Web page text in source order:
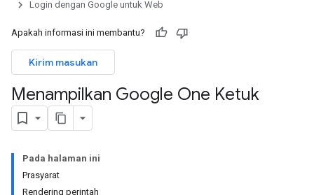
Login dengan Google untuk Web
Apakah informasi ini membantu?
Kirim masukan
Menampilkan Google One Ketuk
Pada halaman ini
Prasyarat
Rendering perintah